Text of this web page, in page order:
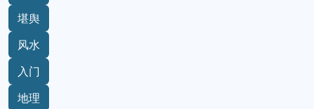
堪舆
风水
入门
地理